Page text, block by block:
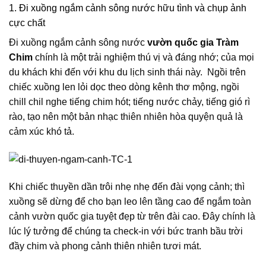
1. Đi xuồng ngắm cảnh sông nước hữu tình và chụp ảnh
cực chất
Đi xuồng ngắm cảnh sông nước vườn quốc gia Tràm
Chim chính là một trải nghiệm thú vị và đáng nhớ; của mọi
du khách khi đến với khu du lịch sinh thái này. Ngồi trên
chiếc xuồng len lỏi dọc theo dòng kênh thơ mộng, ngồi
chill chil nghe tiếng chim hót; tiếng nước chảy, tiếng gió rì
rào, tạo nên một bản nhạc thiên nhiên hòa quyện quả là
cảm xúc khó tả.
Khi chiếc thuyền dần trôi nhẹ nhẹ đến đài vọng cảnh; thì
xuồng sẽ dừng để cho bạn leo lên tầng cao để ngắm toàn
cảnh vườn quốc gia tuyệt đẹp từ trên đài cao. Đây chính là
lúc lý tưởng để chúng ta check-in với bức tranh bầu trời
đầy chim và phong cảnh thiên nhiên tươi mát.